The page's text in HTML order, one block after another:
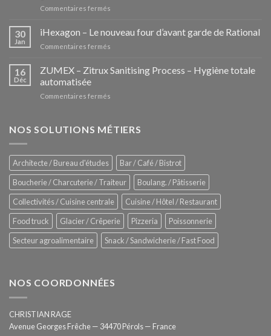
Commentaires fermés
Pozzettis:
la
des
30
Jan
iHexagon – Le nouveau four d’avant garde de Rational
Commentaires fermés
–
Le
de
16
Déc
ZUMEX – Zitrux Sanitising Process – Hygiène totale
automatisée
Commentaires fermés
Zitrux
–
Hygiène
totale
automatisée
NOS SOLUTIONS MÉTIERS
Architecte / Bureau d'études
Bar / Café / Bistrot
Boucherie / Charcuterie / Traiteur
Boulang. / Pâtisserie
Collectivités / Cuisine centrale
Cuisine / Hôtel / Restaurant
Food truck
Glacier / Crêperie Pizzeria
Poissonnerie
Secteur agroalimentaire
Snack / Sandwicherie / Fast Food
NOS COORDONNÉES
CHRISTIAN RAGE
Avenue Georges Frêche — 34470 Pérols — France